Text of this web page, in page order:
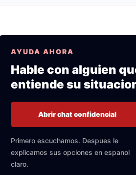
AYUDA AHORA
Hable con alguien
entiende su
Abrir chat confidencial
Primero escuchamos. Despues le
explicamos sus opciones en espanol
claro.